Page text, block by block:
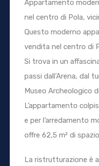
Appartamento
nel centro di Pola,
Questo moderno
vendita nel centro di
Si trova in un
passi dall’Arena, dal
Museo Archeologico
L’appartamento
e per l’arredamento
offre 62,5 m² di
La ristrutturazione è